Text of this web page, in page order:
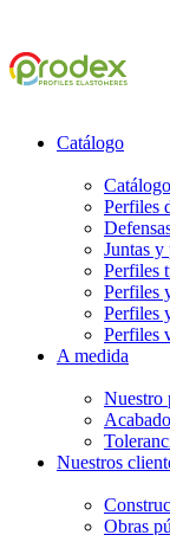
Catálogo
Catálogo
Perfiles
Juntas y
Perfiles
Perfiles
Perfiles
Perfiles
A medida
Nuestro
Nuestros
Obras